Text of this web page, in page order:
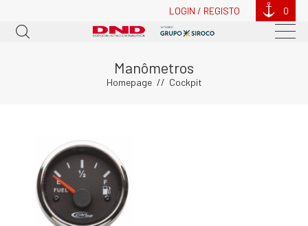
LOGIN / REGISTO 0
Manômetros
Homepage Cockpit